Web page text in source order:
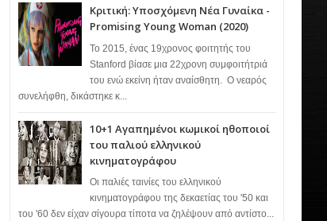
Κριτική: Υποσχόμενη Νέα Γυναίκα -
Promising Young Woman (2020)
Το 2015, ένας 19χρονος φοιτητής του
Stanford βίασε μια 22χρονη συμφοιτήτριά
του ενώ εκείνη ήταν αναίσθητη. Ο νεαρός
συνελήφθη, δικάστηκε κ...
10+1 Αγαπημένοι κωμικοί ηθοποιοί
του παλιού ελληνικού
κινηματογράφου
Οι παλιές ταινίες του ελληνικού
κινηματογράφου της δεκαετίας του '50 και
του '60 δεν είχαν σίγουρα τίποτα να ζηλέψουν από αντίστο...